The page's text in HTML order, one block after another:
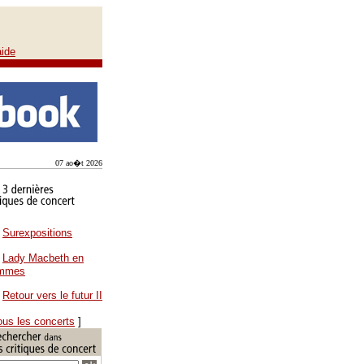
07 ao�t 2026
Surexpositions
Lady Macbeth en
Retour vers le futur II
les concerts ]